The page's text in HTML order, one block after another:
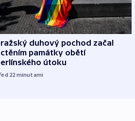
duhový pochod začal
památky obětí
útoku
22 minutami